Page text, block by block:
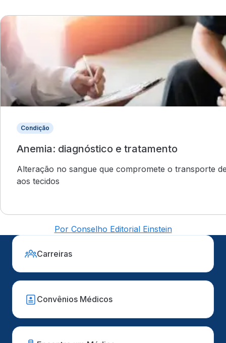
Condição
Anemia: diagnóstico e tratamento
Alteração no sangue que compromete o transporte
aos tecidos
Por Conselho Editorial Einstein
Carreiras
Convênios Médicos